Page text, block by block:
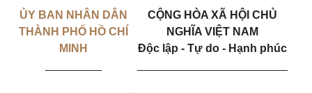
ỦY BAN NHÂN DÂN
THÀNH PHỐ HỒ CHÍ
MINH
CỘNG HÒA XÃ HỘI CHỦ
NGHĨA VIỆT NAM
Độc lập - Tự do - Hạnh phúc